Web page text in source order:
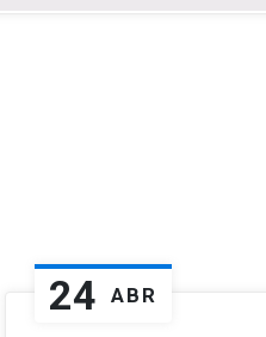
24 ABR